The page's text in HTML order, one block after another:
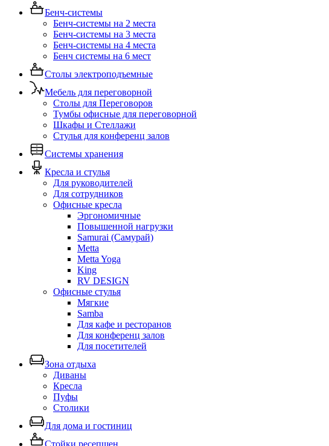
Бенч-системы
Бенч-системы на 2 места
Бенч-системы на 3 места
Бенч-системы на 4 места
Бенч системы на 6 мест
Столы электроподъемные
Мебель для переговорной
Столы для Переговоров
Тумбы офисные для переговорной
Шкафы и Стеллажи
Стулья для конференц залов
Системы хранения
Кресла и стулья
Для руководителей
Для сотрудников
Офисные кресла
Эргономичные
Повышенной нагрузки
Samurai (Самурай)
Metta
Metta Yoga
King
RV DESIGN
Офисные стулья
Мягкие
Samba
Для кафе и ресторанов
Для конференц залов
Для посетителей
Зона отдыха
Диваны
Кресла
Пуфы
Столики
Для дома и гостиниц
Стойки ресепшен